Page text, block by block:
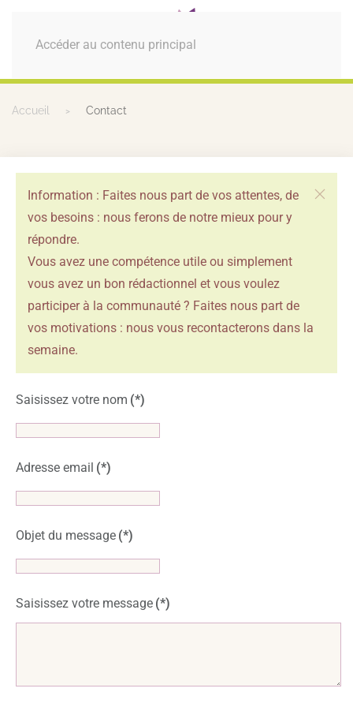
Accéder au contenu principal
MENU
Accueil Contact
Information : Faites nous part de vos attentes, de
vos besoins : nous ferons de notre mieux pour y
répondre.
Vous avez une compétence utile ou simplement
vous avez un bon rédactionnel et vous voulez
participer à la communauté ? Faites nous part de
vos motivations : nous vous recontacterons dans la
semaine.
Saisissez votre nom (*)
Adresse email (*)
Objet du message (*)
Saisissez votre message (*)